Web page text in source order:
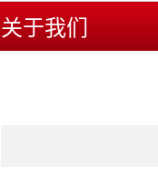
关于我们